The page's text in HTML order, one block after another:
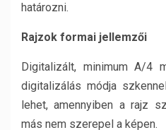
határozni.
Rajzok formai jellemzői
Digitalizált, minimum A/4
digitalizálás módja
lehet, amennyiben a rajz
más nem szerepel a képen.